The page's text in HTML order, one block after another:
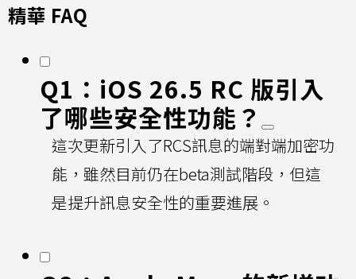
精華 FAQ
Q1：iOS 26.5 RC 版引入
了哪些安全性功能？
這次更新引入了RCS訊息的端對端加密功
能，雖然目前仍在beta測試階段，但這
是提升訊息安全性的重要進展。